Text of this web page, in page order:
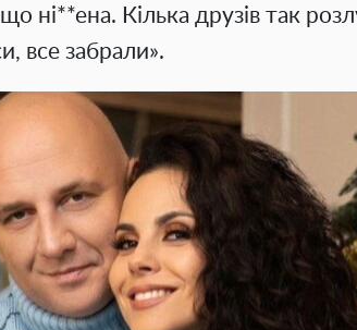
ні**ена. Кілька друзів так
все забрали».